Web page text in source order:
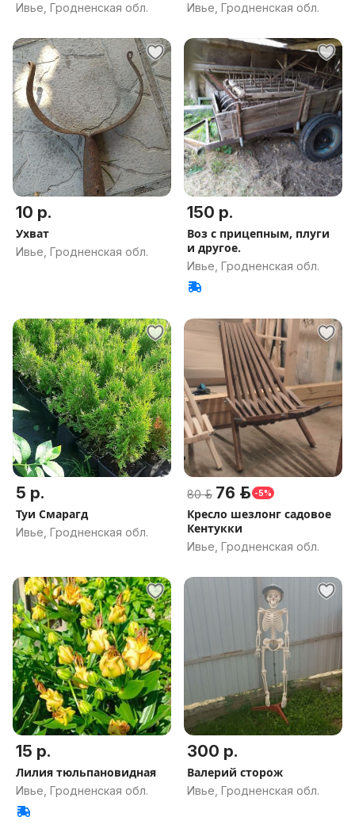
Ивье, Гродненская обл. Ивье, Гродненская обл.
10 р.
Ухват
Ивье, Гродненская обл.
150 р.
Воз с прицепным, плуги
и другое.
Ивье, Гродненская обл.
5 р.
Туи Смарагд
Ивье, Гродненская обл.
80 р. 76 р. -5%
Кресло шезлонг садовое
Кентукки
Ивье, Гродненская обл.
15 р.
Лилия тюльпановидная
Ивье, Гродненская обл.
300 р.
Валерий сторож
Ивье, Гродненская обл.